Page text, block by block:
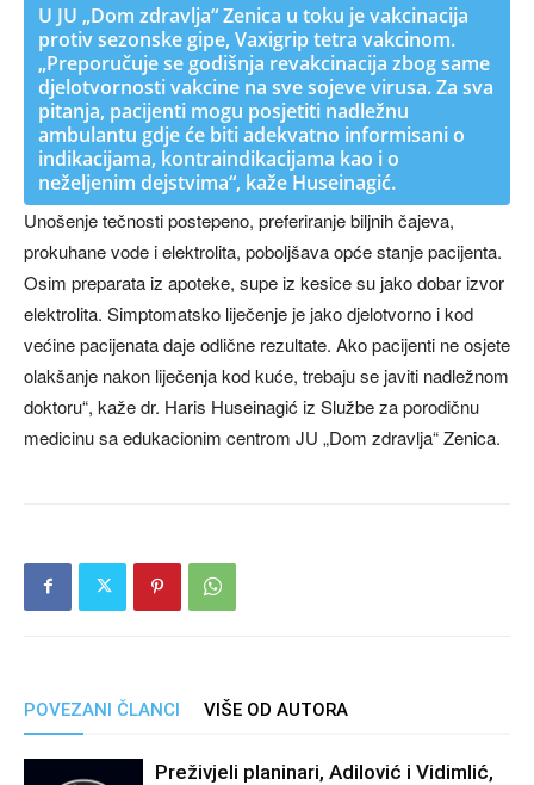
U JU „Dom zdravlja“ Zenica u toku je vakcinacija
protiv sezonske gipe, Vaxigrip tetra vakcinom.
„Preporučuje se godišnja revakcinacija zbog same
djelotvornosti vakcine na sve sojeve virusa. Za sva
pitanja, pacijenti mogu posjetiti nadležnu
ambulantu gdje će biti adekvatno informisani o
indikacijama, kontraindikacijama kao i o
neželjenim dejstvima“, kaže Huseinagić.
Unošenje tečnosti postepeno, preferiranje biljnih čajeva,
prokuhane vode i elektrolita, poboljšava opće stanje pacijenta.
Osim preparata iz apoteke, supe iz kesice su jako dobar izvor
elektrolita. Simptomatsko liječenje je jako djelotvorno i kod
većine pacijenata daje odlične rezultate. Ako pacijenti ne osjete
olakšanje nakon liječenja kod kuće, trebaju se javiti nadležnom
doktoru“, kaže dr. Haris Huseinagić iz Službe za porodičnu
medicinu sa edukacionim centrom JU „Dom zdravlja“ Zenica.
POVEZANI ČLANCI VIŠE OD AUTORA
Preživjeli planinari, Adilović i Vidimlić,